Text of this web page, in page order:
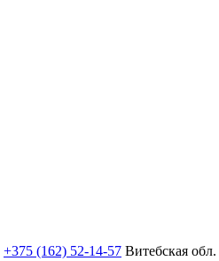
+375 (162) 52-14-57 Витебская обл.